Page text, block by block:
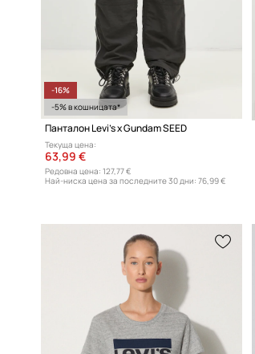
-16%
-5% в кошницата*
Панталон Levi's x Gundam SEED
Текуща цена:
63,99 €
Редовна цена: 127,77 €
Най-ниска цена за последните 30 дни: 76,99 €